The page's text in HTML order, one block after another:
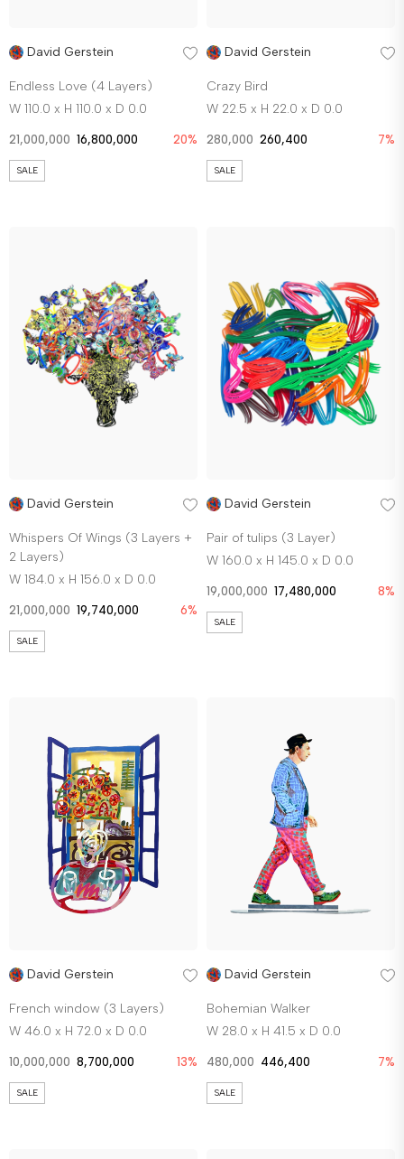
David Gerstein
Endless Love (4 Layers)
W 110.0 x H 110.0 x D 0.0
21,000,000 16,800,000 20%
SALE
David Gerstein
Crazy Bird
W 22.5 x H 22.0 x D 0.0
280,000 260,400 7%
SALE
David Gerstein
Whispers Of Wings (3 Layers +
2 Layers)
W 184.0 x H 156.0 x D 0.0
21,000,000 19,740,000 6%
SALE
David Gerstein
Pair of tulips (3 Layer)
W 160.0 x H 145.0 x D 0.0
19,000,000 17,480,000 8%
SALE
David Gerstein
French window (3 Layers)
W 46.0 x H 72.0 x D 0.0
10,000,000 8,700,000 13%
SALE
David Gerstein
Bohemian Walker
W 28.0 x H 41.5 x D 0.0
480,000 446,400 7%
SALE